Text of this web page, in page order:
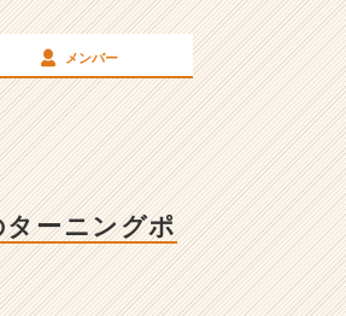
メンバー
ーニングポ